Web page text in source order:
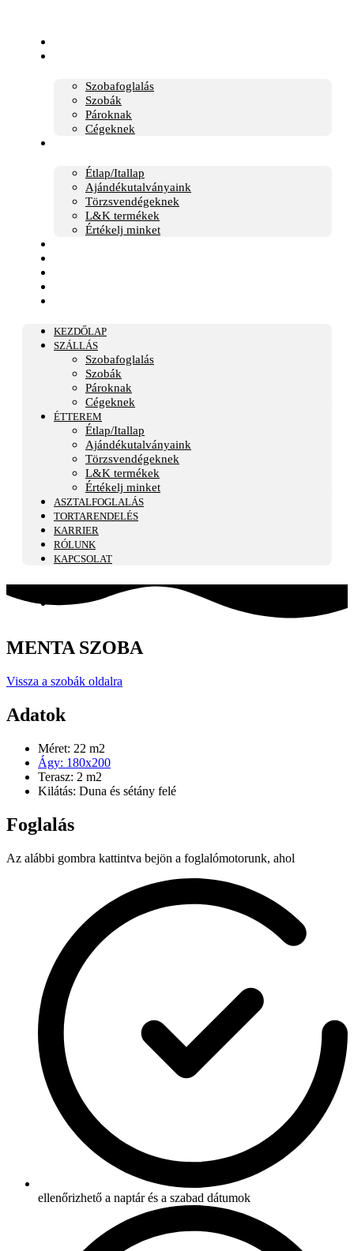
content
Szobafoglalás
Szobák
Pároknak
Cégeknek
Étlap/Itallap
Ajándékutalványaink
Törzsvendégeknek
L&K termékek
Értékelj minket
KEZDŐLAP
SZÁLLÁS
Szobafoglalás
Szobák
Pároknak
Cégeknek
ÉTTEREM
Étlap/Itallap
Ajándékutalványaink
Törzsvendégeknek
L&K termékek
Értékelj minket
ASZTALFOGLALÁS
TORTARENDELÉS
KARRIER
RÓLUNK
KAPCSOLAT
HU
EN
MENTA SZOBA
Vissza a szobák oldalra
Adatok
Méret: 22 m2
Ágy: 180x200
Terasz: 2 m2
Kilátás: Duna és sétány felé
Foglalás
Az alábbi gombra kattintva bejön a foglalómotorunk, ahol
ellenőrizhető a naptár és a szabad dátumok